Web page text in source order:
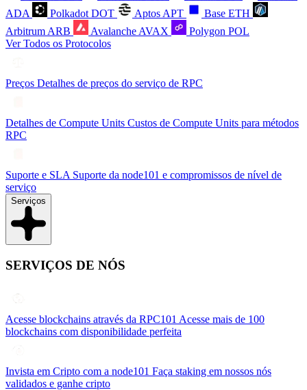
ADA
Polkadot DOT Aptos APT Base ETH
Arbitrum ARB Avalanche AVAX Polygon POL
Ver Todos os Protocolos
Preços Detalhes de preços do serviço de RPC
Detalhes de Compute Units Custos de Compute Units para métodos
RPC
Suporte e SLA Suporte da node101 e compromissos de nível de
serviço
Serviços
SERVIÇOS DE NÓS
Acesse blockchains através da RPC101 Acesse mais de 100
blockchains com disponibilidade perfeita
Invista em Cripto com a node101 Faça staking em nossos nós
validados e ganhe cripto